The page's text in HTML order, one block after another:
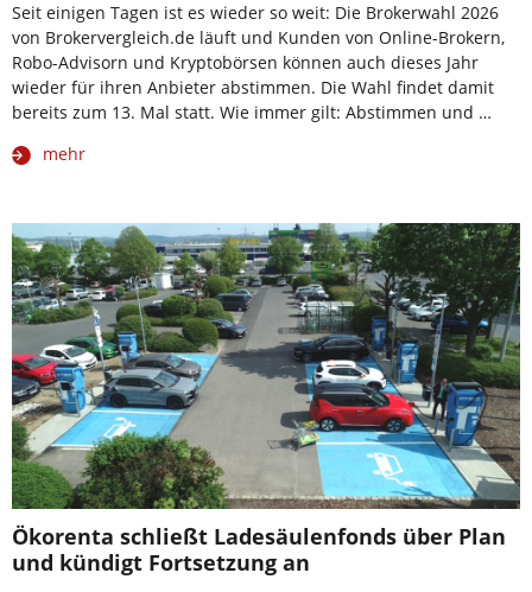
Seit einigen Tagen ist es wieder so weit: Die Brokerwahl 2026
von Brokervergleich.de läuft und Kunden von Online-Brokern,
Robo-Advisorn und Kryptobörsen können auch dieses Jahr
wieder für ihren Anbieter abstimmen. Die Wahl findet damit
bereits zum 13. Mal statt. Wie immer gilt: Abstimmen und …
mehr
Ökorenta schließt Ladesäulenfonds über Plan
und kündigt Fortsetzung an